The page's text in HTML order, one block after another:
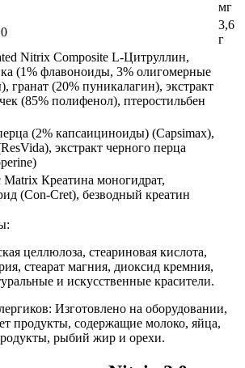
мг
3,6
г
Nitrix Composite L-Цитруллин,
(1% флавоноиды, 3% олигомерные
гранат (20% пуникалагин), экстракт
(85% полифенол), птеростильбен
(2% капсаициноиды) (Capsimax),
экстракт черного перца
Креатина моногидрат,
(Con-Cret), безводный креатин
целлюлоза, стеариновая кислота,
стеарат магния, диоксид кремния,
и искусственные красители.
Изготовлено на оборудовании,
продукты, содержащие молоко, яйца,
рыбий жир и орехи.